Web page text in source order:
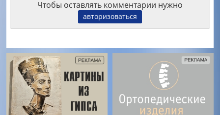
Чтобы оставлять комментарии нужно
авторизоваться